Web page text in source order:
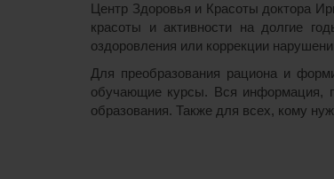
Центр Здоровья и Красоты доктора
красоты и активности на долгие
оздоровления или коррекции
Для преобразования рациона и
обучающие курсы. Вся информация,
образования. Также для всех, кому